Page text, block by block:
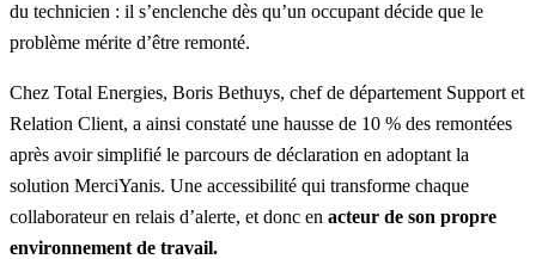
du technicien : il s’enclenche dès qu’un occupant décide que le
problème mérite d’être remonté.
Chez Total Energies, Boris Bethuys, chef de département Support et
Relation Client, a ainsi constaté une hausse de 10 % des remontées
après avoir simplifié le parcours de déclaration en adoptant la
solution MerciYanis. Une accessibilité qui transforme chaque
collaborateur en relais d’alerte, et donc en acteur de son propre
environnement de travail.